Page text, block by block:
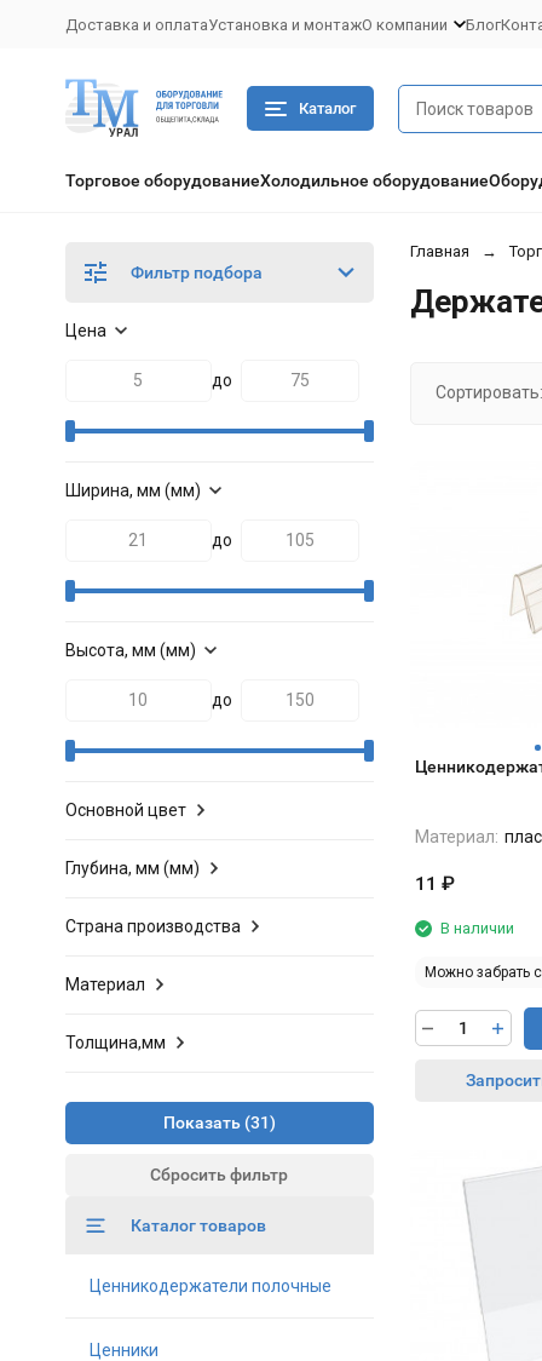
Доставка и оплатаУстановка и монтажО компании Блог
Каталог
Торговое оборудованиеХолодильное оборудование
Главная
Сортировать:
Материал:
11 ₽
В наличии
Можно забрать
Фильтр подбора
Цена
до
Ширина, мм (мм)
до
Высота, мм (мм)
до
Основной цвет
Глубина, мм (мм)
Страна производства
Материал
Толщина,мм
Показать
Сбросить фильтр
Каталог товаров
Ценникодержатели полочные
Ценники